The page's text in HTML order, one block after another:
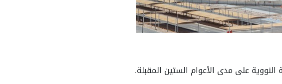
على مدى الأعوام الستين المقبلة.